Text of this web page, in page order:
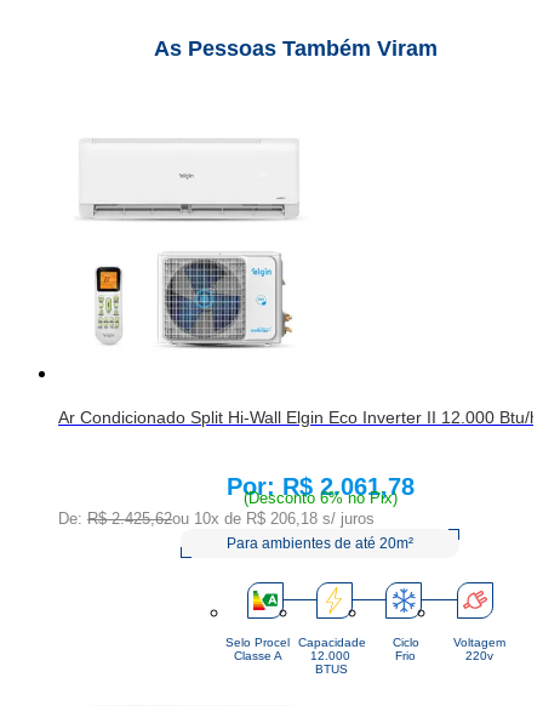
As Pessoas Também Viram
Ar Condicionado Split Hi-Wall Elgin Eco Inverter II 12.000 Btu/
Price:
R$ 2.061,78
(Desconto 6% no Pix)
De: R$ 2.425,62ou 10x de R$ 206,18 s/ juros
Para ambientes de até 20m²
Selo Procel
Classe A
Capacidade
12.000
BTUS
Ciclo
Frio
Voltagem
220v